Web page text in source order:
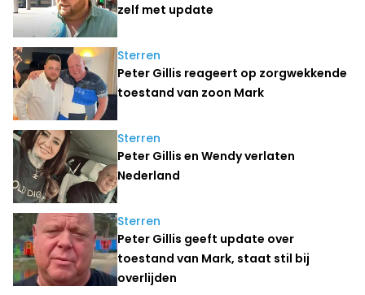
zelf met update
Sterren
Peter Gillis reageert op zorgwekkende
toestand van zoon Mark
Sterren
Peter Gillis en Wendy verlaten
Nederland
Sterren
Peter Gillis geeft update over
toestand van Mark, staat stil bij
overlijden